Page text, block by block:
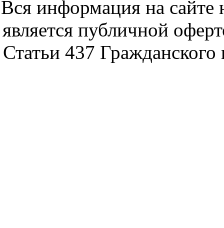
Вся информация на сайте
является публичной
Статьи 437